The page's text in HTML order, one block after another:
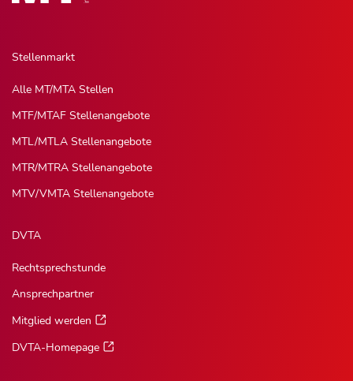
Stellenmarkt
Alle MT/MTA Stellen
MTF/MTAF Stellenangebote
MTL/MTLA Stellenangebote
MTR/MTRA Stellenangebote
MTV/VMTA Stellenangebote
DVTA
Rechtsprechstunde
Ansprechpartner
Mitglied werden
DVTA-Homepage